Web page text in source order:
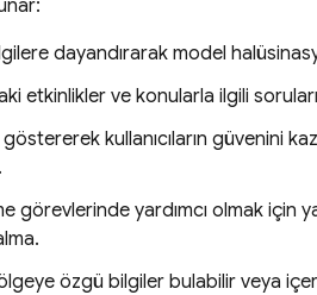
dayandırarak model
etkinlikler ve konularla ilgili
kullanıcıların güvenini
görevlerinde yardımcı olmak için
özgü bilgiler bulabilir veya